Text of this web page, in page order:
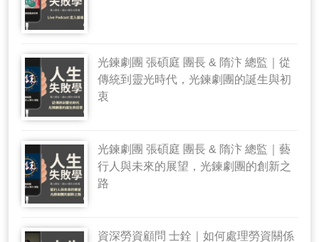
光鍊劇團 張碩庭 團長 & 隋汴 總監｜從
傳統到靈光時代，光鍊劇團的誕生與初
衷
光鍊劇團 張碩庭 團長 & 隋汴 總監｜藝
行人與未來的展望，光鍊劇團的創新之
路
資深勞資顧問 士銓｜如何處理勞資關係